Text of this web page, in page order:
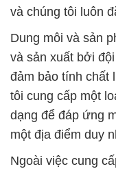
và chúng tôi luôn
Dung môi và sản
và sản xuất bởi
đảm bảo tính chất
tôi cung cấp một
dạng để đáp ứng
một địa điểm duy
Ngoài việc cung